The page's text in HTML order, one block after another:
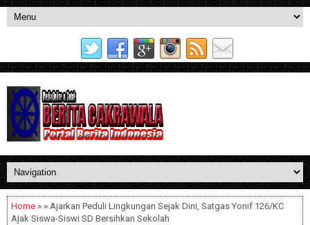
Home » » Ajarkan Peduli Lingkungan Sejak Dini, Satgas Yonif 126/KC
Ajak Siswa-Siswi SD Bersihkan Sekolah